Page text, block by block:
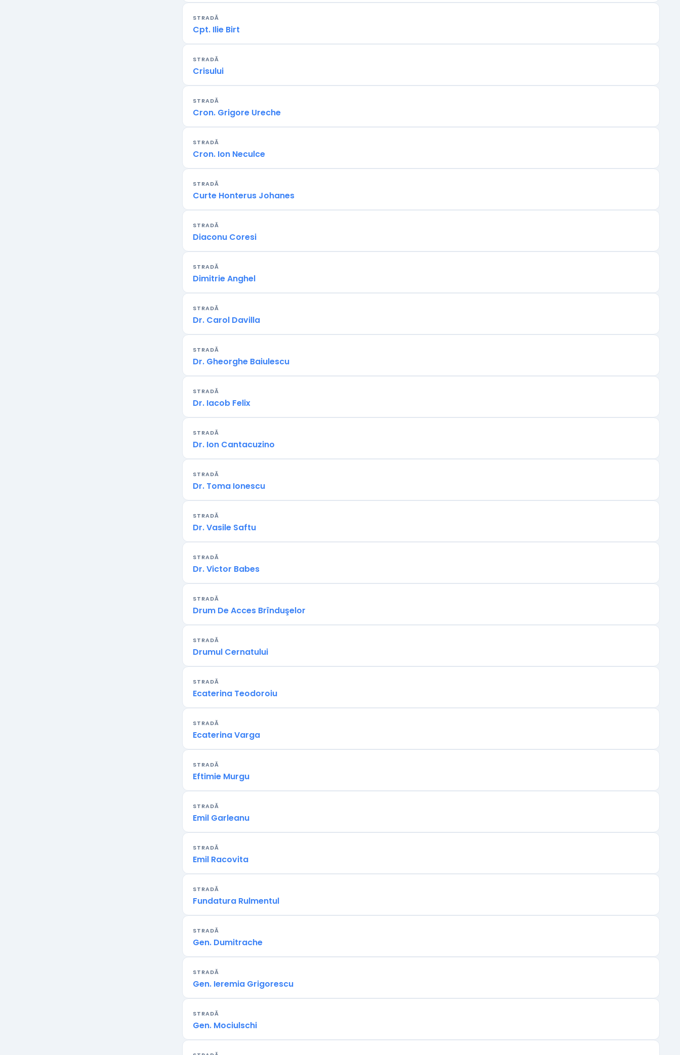
STRADĂ
Cpt. Ilie Birt
STRADĂ
Crisului
STRADĂ
Cron. Grigore Ureche
STRADĂ
Cron. Ion Neculce
STRADĂ
Curte Honterus Johanes
STRADĂ
Diaconu Coresi
STRADĂ
Dimitrie Anghel
STRADĂ
Dr. Carol Davilla
STRADĂ
Dr. Gheorghe Baiulescu
STRADĂ
Dr. Iacob Felix
STRADĂ
Dr. Ion Cantacuzino
STRADĂ
Dr. Toma Ionescu
STRADĂ
Dr. Vasile Saftu
STRADĂ
Dr. Victor Babes
STRADĂ
Drum De Acces Brînduşelor
STRADĂ
Drumul Cernatului
STRADĂ
Ecaterina Teodoroiu
STRADĂ
Ecaterina Varga
STRADĂ
Eftimie Murgu
STRADĂ
Emil Garleanu
STRADĂ
Emil Racovita
STRADĂ
Fundatura Rulmentul
STRADĂ
Gen. Dumitrache
STRADĂ
Gen. Ieremia Grigorescu
STRADĂ
Gen. Mociulschi